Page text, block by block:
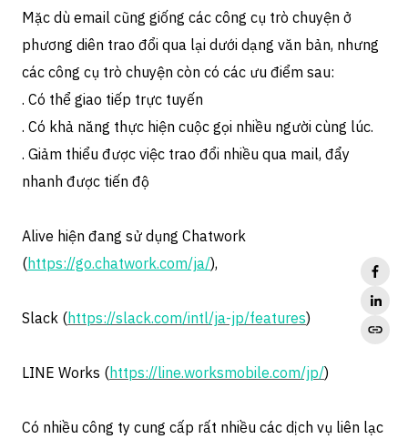
Mặc dù email cũng giống các công cụ trò chuyện ở
phương diên trao đổi qua lại dưới dạng văn bản, nhưng
các công cụ trò chuyện còn có các ưu điểm sau:
. Có thể giao tiếp trực tuyến
. Có khả năng thực hiện cuộc gọi nhiều người cùng lúc.
. Giảm thiểu được việc trao đổi nhiều qua mail, đẩy
nhanh được tiến độ
Alive hiện đang sử dụng Chatwork
(https://go.chatwork.com/ja/),
Slack (https://slack.com/intl/ja-jp/features)
LINE Works (https://line.worksmobile.com/jp/)
Có nhiều công ty cung cấp rất nhiều các dịch vụ liên lạc